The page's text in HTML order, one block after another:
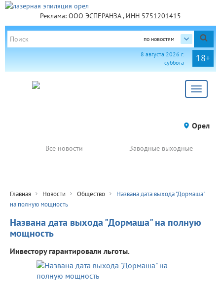
Реклама: ООО ЭСПЕРАНЗА , ИНН 5751201415
по новостям
18+
8 августа 2026 г.
суббота
Toggle
Орел
Все новости Заводные выходные
Главная Новости Общество
Названа дата выхода "Дормаша"
на полную мощность
Названа дата выхода "Дормаша" на полную
мощность
Инвестору гарантировали льготы.